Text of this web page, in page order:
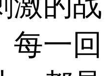
每一回